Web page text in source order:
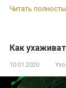
Читать
Как
10.01.2020